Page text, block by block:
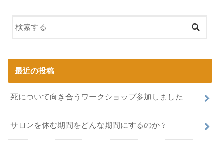
最近の投稿
死について向き合うワークショップ参加しました
サロンを休む期間をどんな期間にするのか？